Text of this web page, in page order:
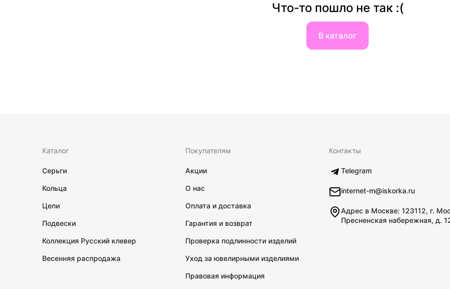
Что-то пошло не так :(
В каталог
Каталог
Серьги
Кольца
Цепи
Подвески
Коллекция Русский клевер
Весенняя распродажа
Покупателям
Акции
О нас
Оплата и доставка
Гарантия и возврат
Проверка подлинности изделий
Уход за ювелирными изделиями
Правовая информация
Контакты
Telegram
internet-m@iskorka.ru
Адрес в Москве: 123112, г.
Пресненская набережная, д.